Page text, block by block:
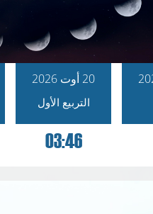
20 أوت 2026
التربيع الأول
03:46